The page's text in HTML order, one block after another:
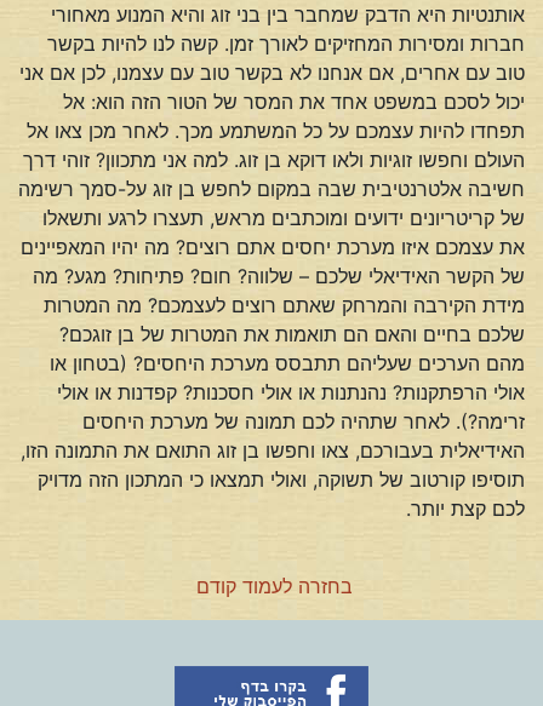
אותנטיות היא הדבק שמחבר בין בני זוג והיא המנוע מאחורי
חברות ומסירות המחזיקים לאורך זמן. קשה לנו להיות בקשר
טוב עם אחרים, אם אנחנו לא בקשר טוב עם עצמנו, לכן אם אני
יכול לסכם במשפט אחד את המסר של הטור הזה הוא: אל
תפחדו להיות עצמכם על כל המשתמע מכך. לאחר מכן צאו אל
העולם וחפשו זוגיות ולאו דוקא בן זוג. למה אני מתכוון? זוהי דרך
חשיבה אלטרנטיבית שבה במקום לחפש בן זוג על-סמך רשימה
של קריטריונים ידועים ומוכתבים מראש, תעצרו לרגע ותשאלו
את עצמכם איזו מערכת יחסים אתם רוצים? מה יהיו המאפיינים
של הקשר האידיאלי שלכם – שלווה? חום? פתיחות? מגע? מה
מידת הקירבה והמרחק שאתם רוצים לעצמכם? מה המטרות
שלכם בחיים והאם הם תואמות את המטרות של בן זוגכם?
מהם הערכים שעליהם תתבסס מערכת היחסים? (בטחון או
אולי הרפתקנות? נהנתנות או אולי חסכנות? קפדנות או אולי
זרימה?). לאחר שתהיה לכם תמונה של מערכת היחסים
האידיאלית בעבורכם, צאו וחפשו בן זוג התואם את התמונה הזו,
תוסיפו קורטוב של תשוקה, ואולי תמצאו כי המתכון הזה מדויק
לכם קצת יותר.
בחזרה לעמוד קודם